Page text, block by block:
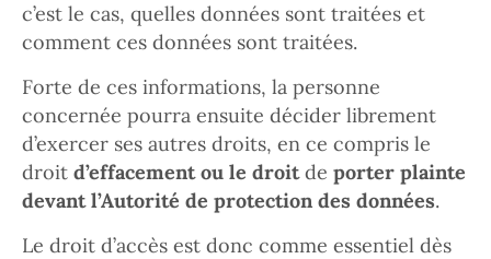
c’est le cas, quelles données sont traitées et
comment ces données sont traitées.
Forte de ces informations, la personne
concernée pourra ensuite décider librement
d’exercer ses autres droits, en ce compris le
droit d’effacement ou le droitde porter plainte
devant l’Autorité de protection des données.
Le droit d’accès est donc comme essentiel dès